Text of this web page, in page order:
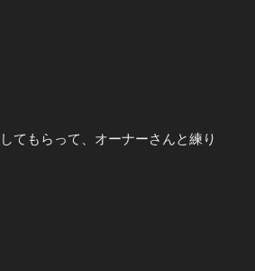
てもらって、オーナーさんと練り